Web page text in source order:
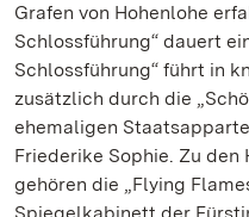
Grafen von Hohenlohe
Schlossführung“ dauert
Schlossführung“ führt in
zusätzlich durch die
ehemaligen
Friederike Sophie. Zu den
gehören die „Flying